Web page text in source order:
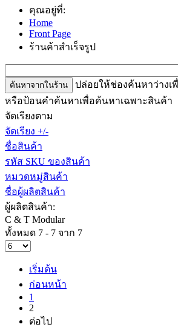
คุณอยู่ที่:
Home
Front Page
ร้านค้าสำเร็จรูป
ปล่อยให้ช่องค้นหาว่าง
หรือป้อนคำค้นหาเพื่อค้นหาเฉพาะสินค้า
จัดเรียงตาม
จัดเรียง +/-
ชื่อสินค้า
รหัส SKU ของสินค้า
หมวดหมู่สินค้า
ชื่อผู้ผลิตสินค้า
ผู้ผลิตสินค้า:
C & T Modular
ทั้งหมด 7 - 7 จาก 7
เริ่มต้น
ก่อนหน้า
1
2
ต่อไป